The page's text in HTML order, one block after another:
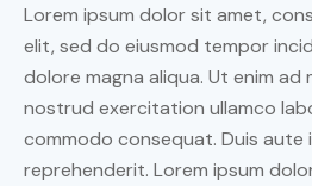
Lorem ipsum dolor sit amet,
elit, sed do eiusmod tempor
dolore magna aliqua. Ut enim ad
nostrud exercitation ullamco
commodo consequat. Duis aute
reprehenderit. Lorem ipsum